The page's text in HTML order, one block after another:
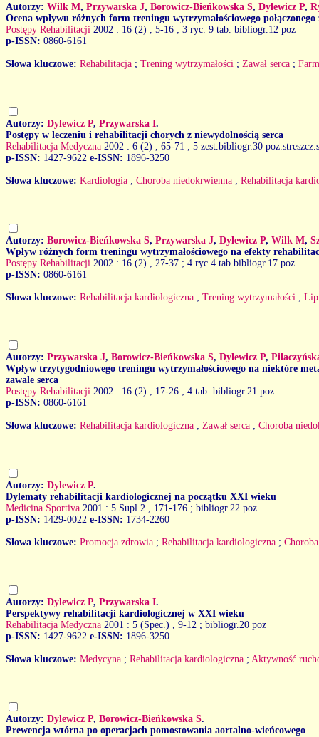
Autorzy: Wilk M, Przywarska J, Borowicz-Bieńkowska S, Dylewicz P,
Ocena wpływu różnych form treningu wytrzymałościowego
Postępy Rehabilitacji 2002 : 16 (2)
, 5-16 ; 3 ryc. 9 tab. bibliogr.12 poz
p-ISSN: 0860-6161
Słowa kluczowe: Rehabilitacja ; Trening wytrzymałości ; Zawał serca ;
Autorzy: Dylewicz P, Przywarska I.
Postępy w leczeniu i rehabilitacji chorych z niewydolnością serca
Rehabilitacja Medyczna 2002 : 6 (2)
, 65-71 ; 5 zest.bibliogr.30
p-ISSN: 1427-9622 e-ISSN: 1896-3250
Słowa kluczowe: Kardiologia ; Choroba niedokrwienna ; Rehabilitacja
Autorzy: Borowicz-Bieńkowska S, Przywarska J, Dylewicz P, Wilk M,
Wpływ różnych form treningu wytrzymałościowego na efekty
Postępy Rehabilitacji 2002 : 16 (2)
, 27-37 ; 4 ryc.4 tab.bibliogr.17 poz
p-ISSN: 0860-6161
Słowa kluczowe: Rehabilitacja kardiologiczna ; Trening wytrzymałości ;
Autorzy: Przywarska J, Borowicz-Bieńkowska S, Dylewicz P,
Wpływ trzytygodniowego treningu wytrzymałościowego na niektóre
zawale serca
Postępy Rehabilitacji 2002 : 16 (2)
, 17-26 ; 4 tab. bibliogr.21 poz
p-ISSN: 0860-6161
Słowa kluczowe: Rehabilitacja kardiologiczna ; Zawał serca ; Choroba
Autorzy: Dylewicz P.
Dylematy rehabilitacji kardiologicznej na początku XXI wieku
Medicina Sportiva 2001 : 5 Supl.2
, 171-176 ; bibliogr.22 poz
p-ISSN: 1429-0022 e-ISSN: 1734-2260
Słowa kluczowe: Promocja zdrowia ; Rehabilitacja kardiologiczna ;
Autorzy: Dylewicz P, Przywarska I.
Perspektywy rehabilitacji kardiologicznej w XXI wieku
Rehabilitacja Medyczna 2001 : 5 (Spec.)
, 9-12 ; bibliogr.20 poz
p-ISSN: 1427-9622 e-ISSN: 1896-3250
Słowa kluczowe: Medycyna ; Rehabilitacja kardiologiczna ; Aktywność
Autorzy: Dylewicz P, Borowicz-Bieńkowska S.
Prewencja wtórna po operacjach pomostowania aortalno-wieńcowego